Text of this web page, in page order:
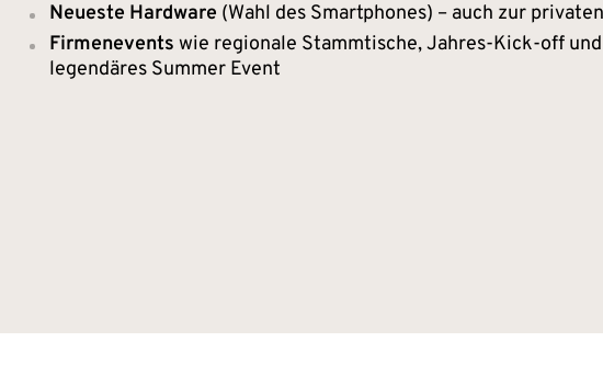
Neueste Hardware (Wahl des Smartphones) – auch zur
Firmenevents wie regionale Stammtische, Jahres-Kick-off
legendäres Summer Event